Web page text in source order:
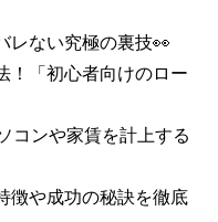
レない究極の裏技👀
！「初心者向けのロー
コンや家賃を計上する
徴や成功の秘訣を徹底